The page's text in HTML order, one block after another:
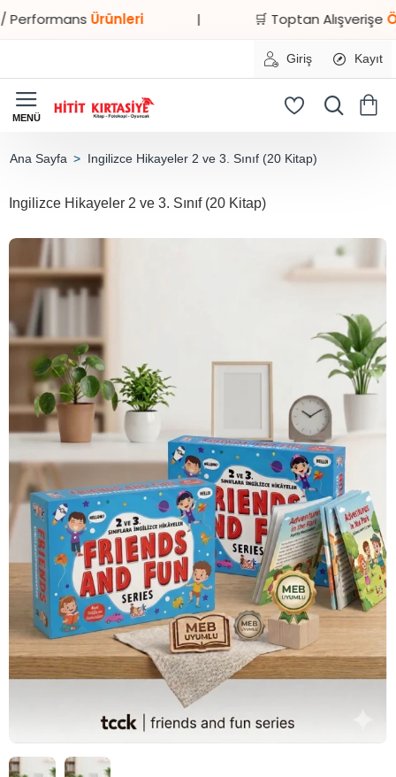
Ürünleri 🛒 Toptan AlışverişeÖzel
Giriş Kayıt
Ingilizce Hikayeler 2 ve 3. Sınıf (20 Kitap)
Ingilizce Hikayeler 2 ve 3. Sınıf (20 Kitap)
TESLİMAT